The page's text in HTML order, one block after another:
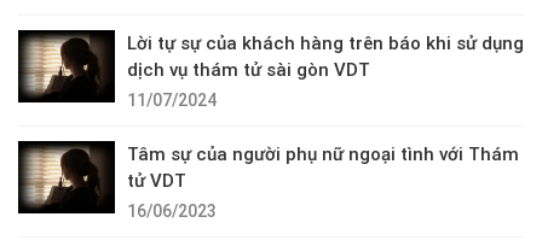
Lời tự sự của khách hàng trên báo khi sử dụng
dịch vụ thám tử sài gòn VDT
11/07/2024
Tâm sự của người phụ nữ ngoại tình với Thám
tử VDT
16/06/2023